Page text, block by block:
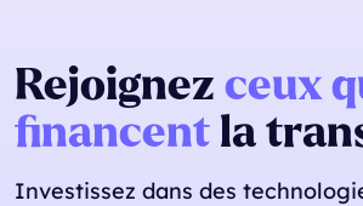
Rejoignez ceux
financent la
Investissez dans des